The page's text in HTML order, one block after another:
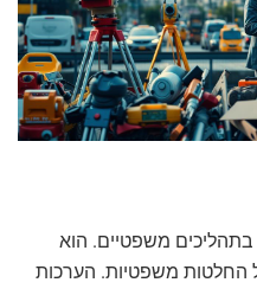
משפטיים. הוא
החלטות משפטיות. הערכות